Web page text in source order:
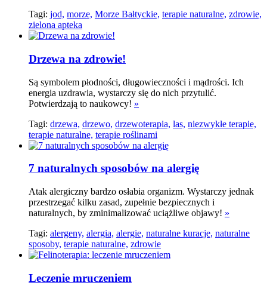
Tagi: jod, morze, Morze Bałtyckie, terapie naturalne, zdrowie,
zielona apteka
Drzewa na zdrowie!
Są symbolem płodności, długowieczności i mądrości. Ich
energia uzdrawia, wystarczy się do nich przytulić.
Potwierdzają to naukowcy! »
Tagi: drzewa, drzewo, drzewoterapia, las, niezwykłe terapie,
terapie naturalne, terapie roślinami
7 naturalnych sposobów na alergię
Atak alergiczny bardzo osłabia organizm. Wystarczy jednak
przestrzegać kilku zasad, zupełnie bezpiecznych i
naturalnych, by zminimalizować uciążliwe objawy! »
Tagi: alergeny, alergia, alergie, naturalne kuracje, naturalne
sposoby, terapie naturalne, zdrowie
Leczenie mruczeniem